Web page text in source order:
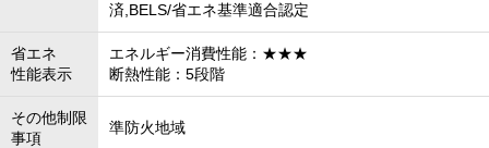
済,BELS/省エネ基準適合認定
省エネ
性能表示
エネルギー消費性能：★★★
断熱性能：5段階
その他制限
事項
準防火地域